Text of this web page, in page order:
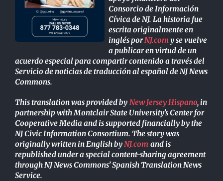
Consorcio de Información
Cívica de NJ. La historia fue
escrita originalmente en
inglés porNJ.comy se vuelve
a publicar en virtud de un
acuerdo especial para compartir contenido a través del
Servicio de noticias de traducción al español de NJ News
Commons.
This translation was provided by New Jersey Hispano, in
partnership with Montclair State University’s Center for
Cooperative Media and is supported financially by the
NJ Civic Information Consortium. The story was
originally written in English byNJ.com and is
republished under a special content-sharing agreement
through NJ News Commons’ Spanish Translation News
Service.